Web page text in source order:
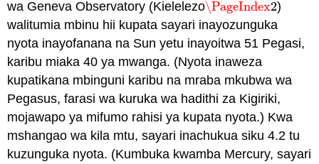
wa Geneva Observatory (Kielelezo\PageIndex2
\PageIndex2)
walitumia mbinu hii kupata sayari inayozunguka
nyota inayofanana na Sun yetu inayoitwa 51 Pegasi,
karibu miaka 40 ya mwanga. (Nyota inaweza
kupatikana mbinguni karibu na mraba mkubwa wa
Pegasus, farasi wa kuruka wa hadithi za Kigiriki,
mojawapo ya mifumo rahisi ya kupata nyota.) Kwa
mshangao wa kila mtu, sayari inachukua siku 4.2 tu
kuzunguka nyota. (Kumbuka kwamba Mercury, sayari